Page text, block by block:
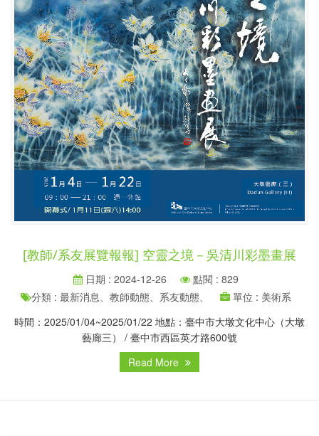
[教師/系友展覽報報] 空靈之境－吳清川彩墨畫展
日期 : 2024-12-26
點閱 : 829
分類 : 最新消息、教師動態、系友動態、
單位 : 美術系
時間：2025/01/04~2025/01/22 地點：臺中市大墩文化中心（大墩
藝廊三） / 臺中市西區英才路600號
Read More